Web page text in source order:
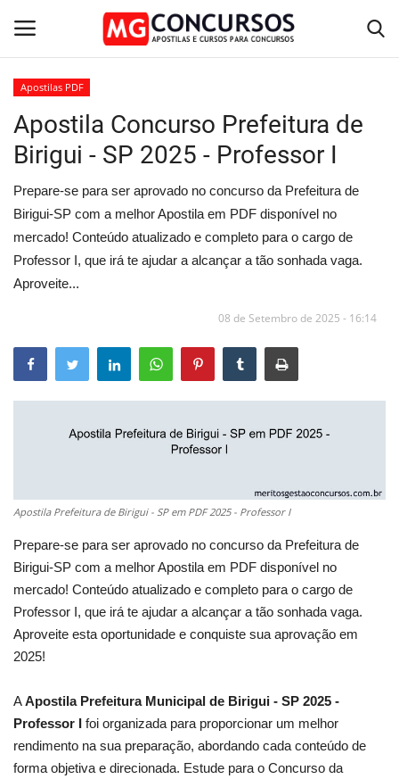
Home
Apostilas PDF
Apostila Impressa
Cursos Online
Apostilas PDF
Apostila Concurso Prefeitura de
Birigui - SP 2025 - Professor I
Prepare-se para ser aprovado no concurso da Prefeitura de
Birigui-SP com a melhor Apostila em PDF disponível no
mercado! Conteúdo atualizado e completo para o cargo de
Professor I, que irá te ajudar a alcançar a tão sonhada vaga.
Aproveite...
08 de Setembro de 2025 - 16:14
Apostila Prefeitura de Birigui - SP em PDF 2025 - Professor I
Prepare-se para ser aprovado no concurso da Prefeitura de
Birigui-SP com a melhor Apostila em PDF disponível no
mercado! Conteúdo atualizado e completo para o cargo de
Professor I, que irá te ajudar a alcançar a tão sonhada vaga.
Aproveite esta oportunidade e conquiste sua aprovação em
2025!
AApostila Prefeitura Municipal de Birigui - SP 2025 -
Professor I foi organizada para proporcionar um melhor
rendimento na sua preparação, abordando cada conteúdo de
forma objetiva e direcionada. Estude para o Concurso da